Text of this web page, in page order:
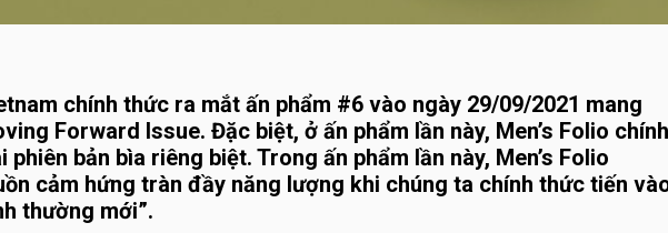
chính thức ra mắt ấn phẩm #6 vào ngày 29/09/2021 mang
Forward Issue. Đặc biệt, ở ấn phẩm lần này, Men’s Folio chính
bản bìa riêng biệt. Trong ấn phẩm lần này, Men’s Folio
cảm hứng tràn đầy năng lượng khi chúng ta chính thức tiến
thường mới”.